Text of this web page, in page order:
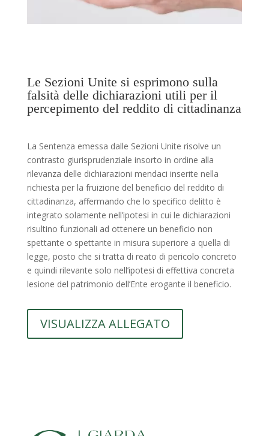
Le Sezioni Unite si esprimono sulla
falsità delle dichiarazioni utili per il
percepimento del reddito di cittadinanza
La Sentenza emessa dalle Sezioni Unite risolve un
contrasto giurisprudenziale insorto in ordine alla
rilevanza delle dichiarazioni mendaci inserite nella
richiesta per la fruizione del beneficio del reddito di
cittadinanza, affermando che lo specifico delitto è
integrato solamente nell’ipotesi in cui le dichiarazioni
risultino funzionali ad ottenere un beneficio non
spettante o spettante in misura superiore a quella di
legge, posto che si tratta di reato di pericolo concreto
e quindi rilevante solo nell’ipotesi di effettiva concreta
lesione del patrimonio dell’Ente erogante il beneficio.
VISUALIZZA ALLEGATO